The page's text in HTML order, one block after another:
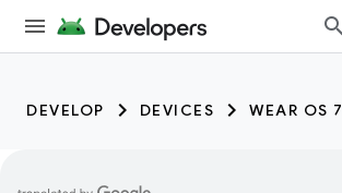
DEVELOP DEVICES WEAR OS 7